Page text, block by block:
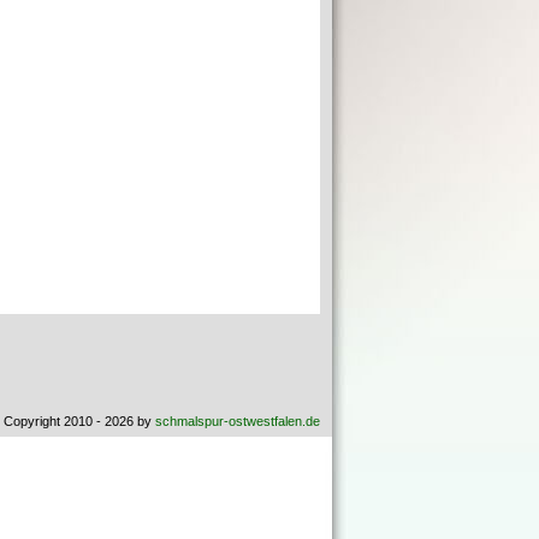
2010 - 2026 by schmalspur-ostwestfalen.de